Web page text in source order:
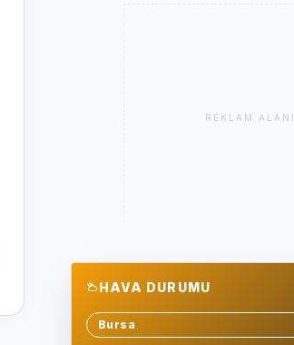
REKLAM ALANI
HAVA DURUMU
Sehir sec